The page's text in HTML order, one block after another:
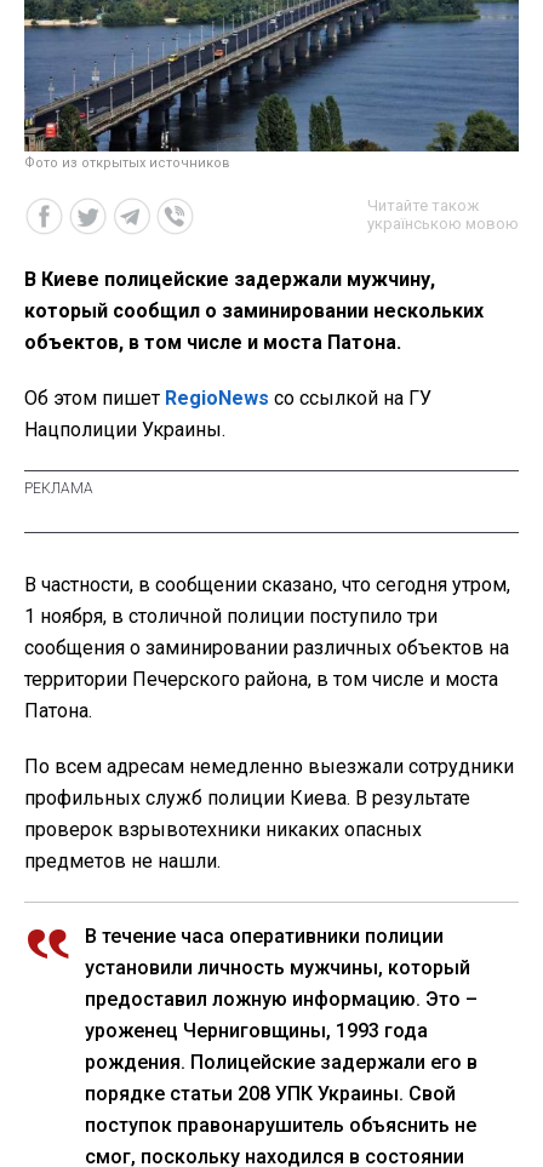
Фото из открытых источников
Читайте також
українською мовою
В Киеве полицейские задержали мужчину,
который сообщил о заминировании нескольких
объектов, в том числе и моста Патона.
Об этом пишет RegioNews со ссылкой на ГУ
Нацполиции Украины.
В частности, в сообщении сказано, что сегодня утром,
1 ноября, в столичной полиции поступило три
сообщения о заминировании различных объектов на
территории Печерского района, в том числе и моста
Патона.
По всем адресам немедленно выезжали сотрудники
профильных служб полиции Киева. В результате
проверок взрывотехники никаких опасных
предметов не нашли.
В течение часа оперативники полиции
установили личность мужчины, который
предоставил ложную информацию. Это –
уроженец Черниговщины, 1993 года
рождения. Полицейские задержали его в
порядке статьи 208 УПК Украины. Свой
поступок правонарушитель объяснить не
смог, поскольку находился в состоянии